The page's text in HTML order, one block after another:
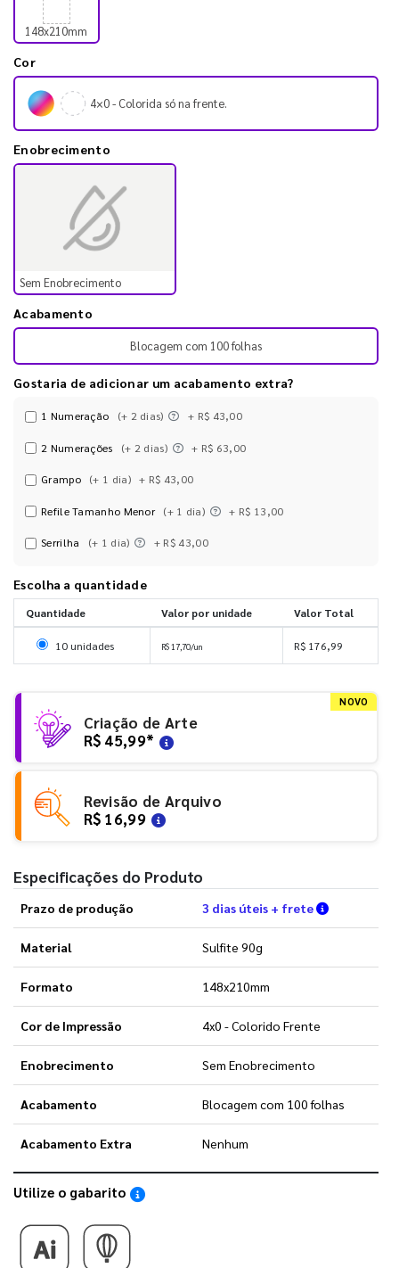
148x210mm
Cor
4×0 - Colorida só na frente.
Enobrecimento
Sem Enobrecimento
Acabamento
Blocagem com 100 folhas
Gostaria de adicionar um acabamento extra?
1 Numeração (+ 2 dias) + R$ 43,00
2 Numerações (+ 2 dias) + R$ 63,00
Grampo (+ 1 dia) + R$ 43,00
Refile Tamanho Menor (+ 1 dia) + R$ 13,00
Serrilha (+ 1 dia) + R$ 43,00
Escolha a quantidade
Quantidade Valor por unidade Valor Total
Selecionar 10 unidades
10 unidades R$ 17,70/un R$ 176,99
NOVO
Criação de Arte
R$ 45,99*
Revisão de Arquivo
R$ 16,99
Especificações do Produto
Prazo de produção 3 dias úteis + frete Verifique
Material Sulfite 90g
Formato 148x210mm
Cor de Impressão 4x0 - Colorido Frente
Enobrecimento Sem Enobrecimento
Acabamento Blocagem com 100 folhas
Acabamento Extra Nenhum
Utilize o gabarito Saiba como utilizar os nossos gabaritos